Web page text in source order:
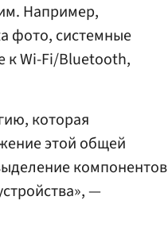
Например,
фото, системные
к Wi-Fi/Bluetooth,
которая
этой общей
компонентов
—